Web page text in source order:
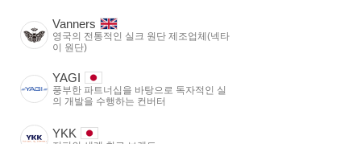
Vanners
영국의 전통적인 실크 원단 제조업체(넥타
이 원단)
YAGI
풍부한 파트너십을 바탕으로 독자적인 실
의 개발을 수행하는 컨버터
YKK